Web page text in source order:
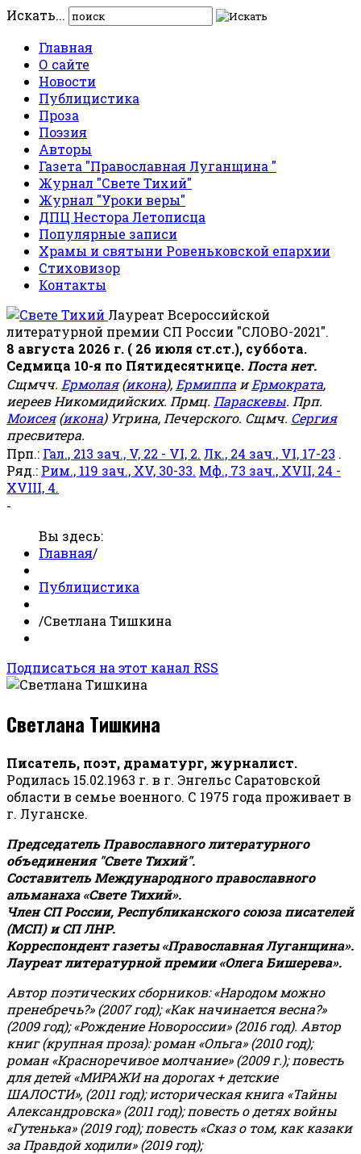
Искать...
Главная
О сайте
Новости
Публицистика
Проза
Поэзия
Авторы
Газета "Православная Луганщина "
Журнал "Свете Тихий"
Журнал "Уроки веры"
ДПЦ Нестора Летописца
Популярные записи
Храмы и святыни Ровеньковской епархии
Стиховизор
Контакты
Лауреат Всероссийской
литературной премии СП России "СЛОВО-2021".
8 августа 2026 г. ( 26 июля ст.ст.), суббота.
Седмица 10-я по Пятидесятнице. Поста нет.
Сщмчч. Ермолая(икона), Ермиппа иЕрмократа,
иереев Никомидийских. Прмц. Параскевы. Прп.
Моисея(икона) Угрина, Печерского. Сщмч. Сергия
пресвитера.
Прп.: Гал., 213 зач., V, 22 - VI, 2. Лк., 24 зач., VI, 17-23 .
Ряд.: Рим., 119 зач., XV, 30-33. Мф., 73 зач., XVII, 24 -
XVIII, 4.
-
Вы здесь:
Главная/
Публицистика
/Светлана Тишкина
Подписаться на этот канал RSS
Светлана Тишкина
Писатель, поэт, драматург, журналист.
Родилась 15.02.1963 г. в г. Энгельс Саратовской
области в семье военного. С 1975 года проживает в
г. Луганске.
Председатель Православного литературного
объединения "Свете Тихий".
Составитель Международного православного
альманаха «Свете Тихий».
Член СП России, Республиканского союза писателей
(МСП) и СП ЛНР.
Корреспондент газеты «Православная Луганщина».
Лауреат литературной премии «Олега Бишерева».
Автор поэтических сборников: «Народом можно
пренебречь?» (2007 год); «Как начинается весна?»
(2009 год); «Рождение Новороссии» (2016 год). Автор
книг (крупная проза): роман «Ольга» (2010 год);
роман «Красноречивое молчание» (2009 г.); повесть
для детей «МИРАЖИ на дорогах + детские
ШАЛОСТИ», (2011 год); историческая книга «Тайны
Александровска» (2011 год); повесть о детях войны
«Гутенька» (2019 год); повесть «Сказ о том, как казаки
за Правдой ходили» (2019 год);